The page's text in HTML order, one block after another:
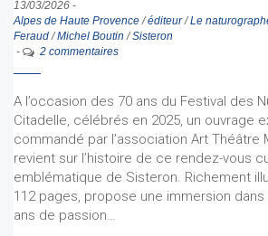
13/03/2026 -
Alpes de Haute Provence/éditeur/Le
Feraud/Michel Boutin /Sisteron
-
2 commentaires
A l’occasion des 70 ans du Festival des
Citadelle, célébrés en 2025, un ouvrage
commandé par l’association Art Théâtre
revient sur l’histoire de ce rendez-vous
emblématique de Sisteron. Richement
112 pages, propose une immersion
ans de passion…